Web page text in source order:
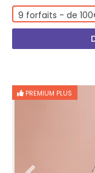
9 forfaits - de
PREMIUM PLUS